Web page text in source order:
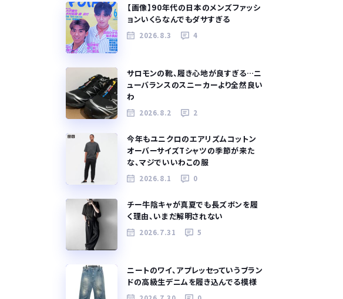
【画像】90年代の日本のメンズファッシ
ョンいくらなんでもダサすぎる
2026.8.3 4
サロモンの靴、履き心地が良すぎる…ニ
ューバランスのスニーカーより全然良い
わ
2026.8.2 2
今年もユニクロのエアリズムコットン
オーバーサイズTシャツの季節が来た
な、マジでいいわこの服
2026.8.1 0
チー牛陰キャが真夏でも長ズボンを履
く理由、いまだ解明されない
2026.7.31 5
ニートのワイ、アプレッセっていうブラン
ドの高級生デニムを履き込んでる模様